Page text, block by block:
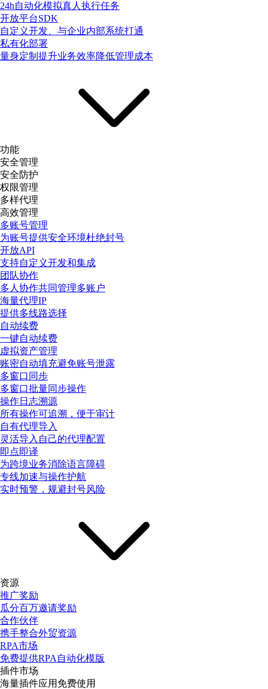
24h自动化模拟真人执行任务
开放平台SDK
自定义开发、与企业内部系统打通
私有化部署
量身定制提升业务效率降低管理成本
功能
安全管理
安全防护
权限管理
多样代理
高效管理
多账号管理
为账号提供安全环境杜绝封号
开放API
支持自定义开发和集成
团队协作
多人协作共同管理多账户
海量代理IP
提供多线路选择
自动续费
一键自动续费
虚拟资产管理
账密自动填充避免账号泄露
多窗口同步
多窗口批量同步操作
操作日志溯源
所有操作可追溯，便于审计
自有代理导入
灵活导入自己的代理配置
即点即译
为跨境业务消除语言障碍
专线加速与操作护航
实时预警，规避封号风险
资源
推广奖励
瓜分百万邀请奖励
合作伙伴
携手整合外贸资源
RPA市场
免费提供RPA自动化模版
插件市场
海量插件应用免费使用